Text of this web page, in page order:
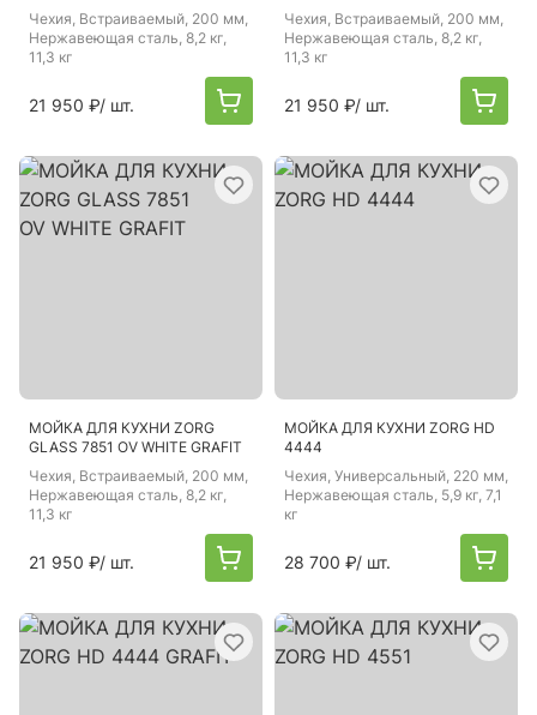
Чехия, Встраиваемый, 200 мм,
Нержавеющая сталь, 8,2 кг,
11,3 кг
21 950 ₽/ шт.
Чехия, Встраиваемый, 200 мм,
Нержавеющая сталь, 8,2 кг,
11,3 кг
21 950 ₽/ шт.
МОЙКА ДЛЯ КУХНИ ZORG
GLASS 7851 OV WHITE GRAFIT
Чехия, Встраиваемый, 200 мм,
Нержавеющая сталь, 8,2 кг,
11,3 кг
21 950 ₽/ шт.
МОЙКА ДЛЯ КУХНИ ZORG HD
4444
Чехия, Универсальный, 220 мм,
Нержавеющая сталь, 5,9 кг, 7,1
кг
28 700 ₽/ шт.